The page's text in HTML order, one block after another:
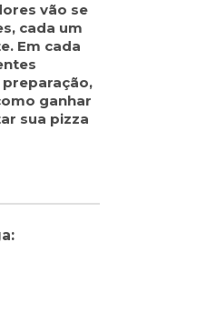
vão se
cada um
Em cada
preparação,
ganhar
sua pizza